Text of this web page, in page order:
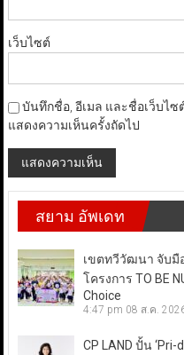
เว็บไซต์
บันทึกชื่อ, อีเมล และชื่อเว็บไ
แสดงความเห็นครั้งถัดไป
สยาม อัพเดท
เขตทวีวัฒนา จับมื
โครงการ TO BE
Choice
4:47 pm 08 ส.ค.
CP LAND ปั้น